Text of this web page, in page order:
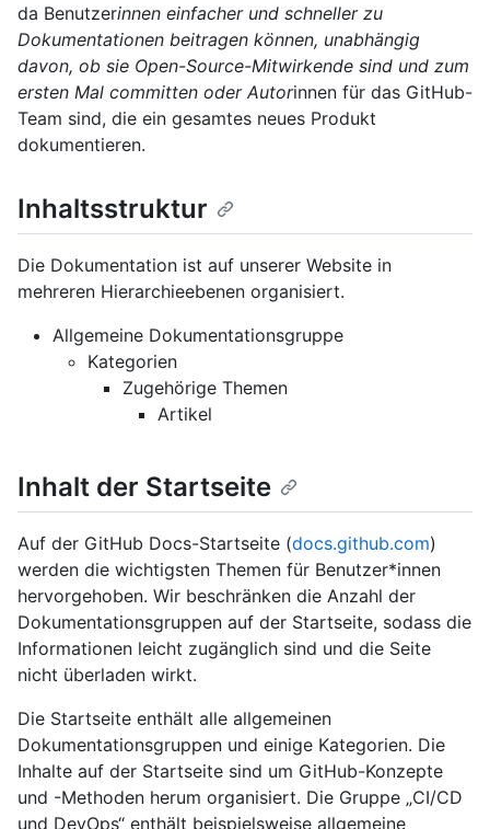
da Benutzerinnen einfacher und schneller zu
Dokumentationen beitragen können, unabhängig
davon, ob sie Open-Source-Mitwirkende sind und zum
ersten Mal committen oder Autorinnen für das GitHub-
Team sind, die ein gesamtes neues Produkt
dokumentieren.
Inhaltsstruktur
Die Dokumentation ist auf unserer Website in
mehreren Hierarchieebenen organisiert.
Allgemeine Dokumentationsgruppe
Kategorien
Zugehörige Themen
Artikel
Inhalt der Startseite
Auf der GitHub Docs-Startseite (docs.github.com)
werden die wichtigsten Themen für Benutzer*innen
hervorgehoben. Wir beschränken die Anzahl der
Dokumentationsgruppen auf der Startseite, sodass die
Informationen leicht zugänglich sind und die Seite
nicht überladen wirkt.
Die Startseite enthält alle allgemeinen
Dokumentationsgruppen und einige Kategorien. Die
Inhalte auf der Startseite sind um GitHub-Konzepte
und -Methoden herum organisiert. Die Gruppe „CI/CD
und DevOps“ enthält beispielsweise allgemeine